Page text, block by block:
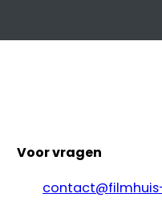
Voor vragen